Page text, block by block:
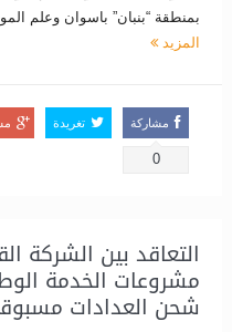
بمنطقة “بنبان” باسوان وعلم
المزيد
مشاركة
0
تغريدة
التعاقد بين الشركة
مشروعات الخدمة
شحن العدادات